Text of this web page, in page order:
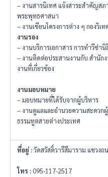
– งานสารนิเทศ แจ้งสาระสำคัญส
พระพุทธศาสนา
– งานเขียนโครงการต่าง ๆ กองวิเ
งานรอง
– งานบริการเอกาสาร การทำวีซ่า
– งานติดต่อประสานงานกับ สำนัก
งานที่เกี่ยวข้อง
งานมอบหมาย
– มอบหมายที่ได้รับจากผู้บริหาร
– งานดูแลและอำนวยความสะดวก
ธรรมทูตสายต่างประเทศ
ที่อยู่ :วัดสวัสดิ์วารีสีมาราม แขวง
โทร : 095-117-2517